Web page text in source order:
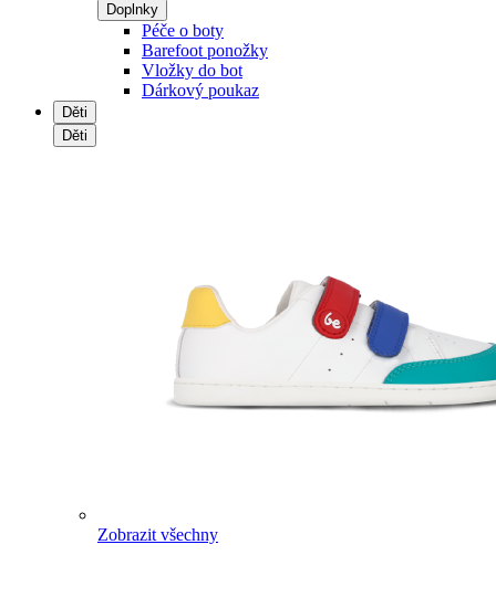
Doplnky
Péče o boty
Barefoot ponožky
Vložky do bot
Dárkový poukaz
Děti
Děti
Zobrazit všechny